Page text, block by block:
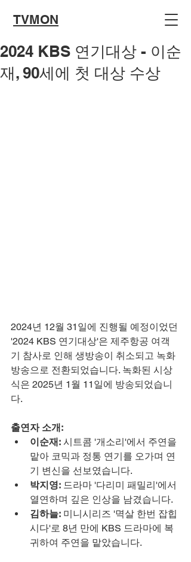
TVMON
2024 KBS 연기대상 - 이순
재, 90세에 첫 대상 수상
2024년 12월 31일에 진행될 예정이었던
'2024 KBS 연기대상'은 제주항공 여객
기 참사로 인해 생방송이 취소되고 녹화
방송으로 전환되었습니다. 녹화된 시상
식은 2025년 1월 11일에 방송되었습니
다.
출연자 소개:
이순재: 시트콤 '개소리'에서 주연을
맡아 코믹과 정통 연기를 오가며 연
기 변신을 선보였습니다.
박지영: 드라마 '다리미 패밀리'에서
열연하며 깊은 인상을 남겼습니다.
김하늘: 미니시리즈 '멱살 한번 잡힙
시다'로 8년 만에 KBS 드라마에 복
귀하여 주연을 맡았습니다.